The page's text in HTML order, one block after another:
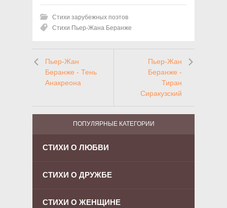
Стихи зарубежных поэтов
Стихи Пьер-Жана Беранже
Пьер-Жан
Беранже - Тень
Анакреона
Пьер-Жан
Беранже -
Тиран
Сиракузский
ПОПУЛЯРНЫЕ КАТЕГОРИИ
СТИХИ О ЛЮБВИ
СТИХИ О ДРУЖБЕ
СТИХИ О ЖЕНЩИНЕ